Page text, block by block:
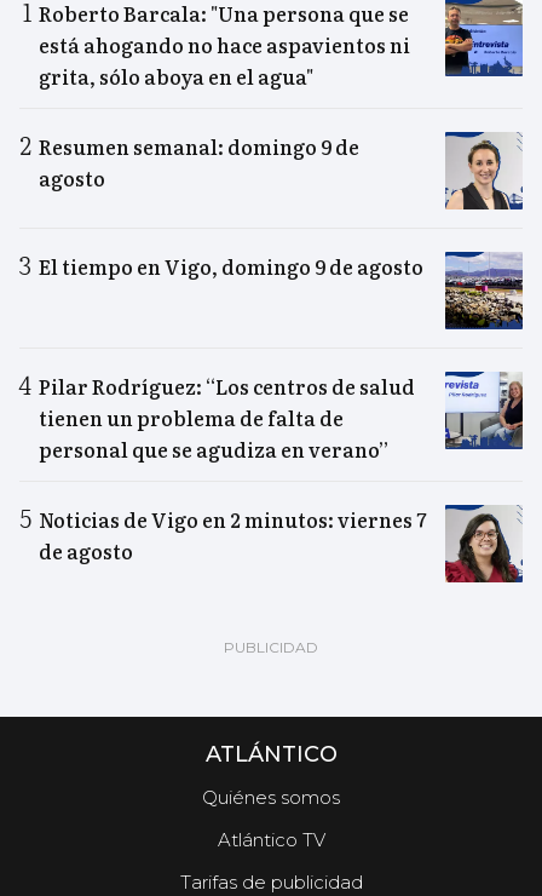
Roberto Barcala: "Una persona que se
está ahogando no hace aspavientos ni
grita, sólo aboya en el agua"
Resumen semanal: domingo 9 de
agosto
El tiempo en Vigo, domingo 9 de agosto
Pilar Rodríguez: “Los centros de salud
tienen un problema de falta de
personal que se agudiza en verano”
Noticias de Vigo en 2 minutos: viernes 7
de agosto
ATLÁNTICO
Quiénes somos
Atlántico TV
Tarifas de publicidad